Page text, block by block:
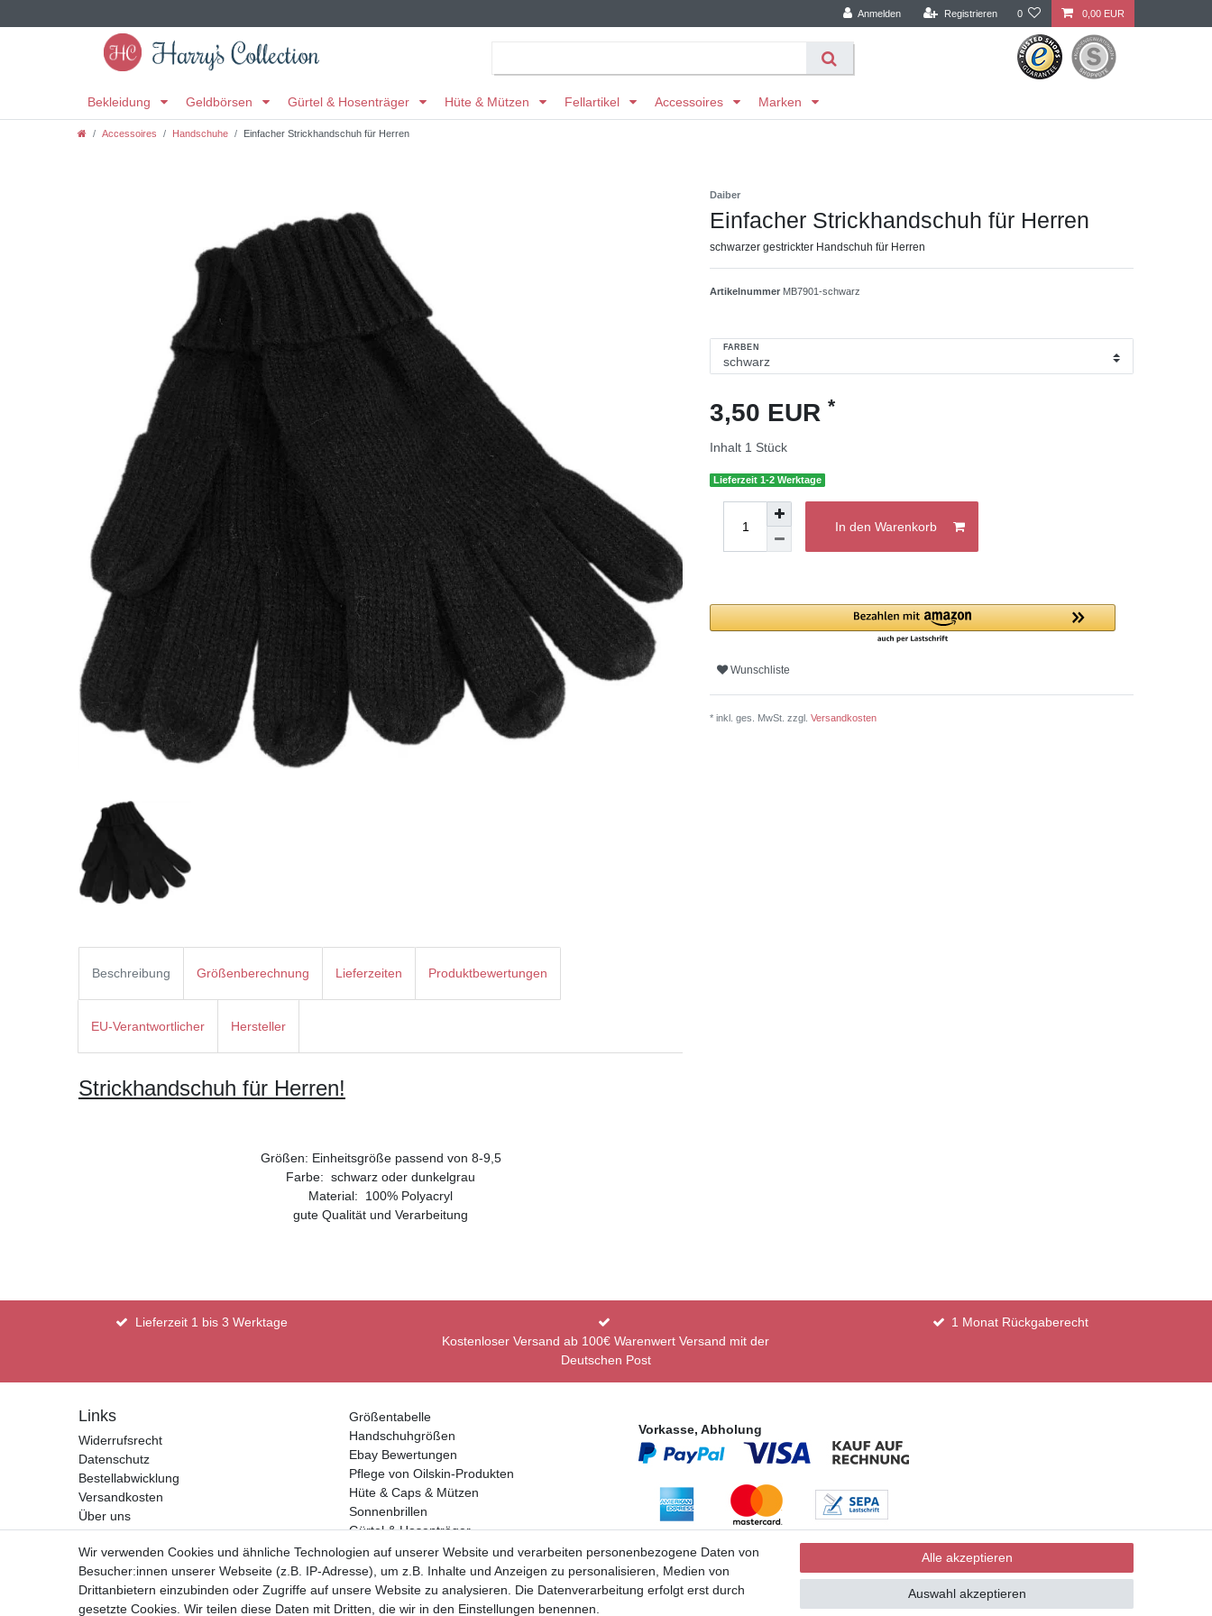
Anmelden Registrieren 0 0,00 EUR
Bekleidung Geldbörsen Gürtel & Hosenträger Hüte & Mützen Fellartikel Accessoires Marken
Accessoires Handschuhe Einfacher Strickhandschuh für Herren
Daiber
Einfacher Strickhandschuh für Herren
schwarzer gestrickter Handschuh für Herren
Artikelnummer MB7901-schwarz
FARBEN
3,50 EUR *
Inhalt 1 Stück
Lieferzeit 1-2 Werktage
In den Warenkorb
Wunschliste
* inkl. ges. MwSt. zzgl. Versandkosten
Beschreibung Größenberechnung Lieferzeiten Produktbewertungen
EU-Verantwortlicher Hersteller
Strickhandschuh für Herren!
Größen: Einheitsgröße passend von 8-9,5
Farbe: schwarz oder dunkelgrau
Material: 100% Polyacryl
gute Qualität und Verarbeitung
Lieferzeit 1 bis 3 Werktage
Kostenloser Versand ab 100€ Warenwert Versand mit der
Deutschen Post
1 Monat Rückgaberecht
Links
Widerrufsrecht
Datenschutz
Bestellabwicklung
Versandkosten
Über uns
Kontakt
Impressum
AGB
Vertrag widerrufen
Größentabelle
Handschuhgrößen
Ebay Bewertungen
Pflege von Oilskin-Produkten
Hüte & Caps & Mützen
Sonnenbrillen
Gürtel & Hosenträger
Geldbörsen
Vorkasse, Abholung
Wir verwenden Cookies und ähnliche Technologien auf unserer Website und verarbeiten personenbezogene Daten von
Besucher:innen unserer Webseite (z.B. IP-Adresse), um z.B. Inhalte und Anzeigen zu personalisieren, Medien von
Drittanbietern einzubinden oder Zugriffe auf unsere Website zu analysieren. Die Datenverarbeitung erfolgt erst durch
gesetzte Cookies. Wir teilen diese Daten mit Dritten, die wir in den Einstellungen benennen.
Alle akzeptieren
Auswahl akzeptieren